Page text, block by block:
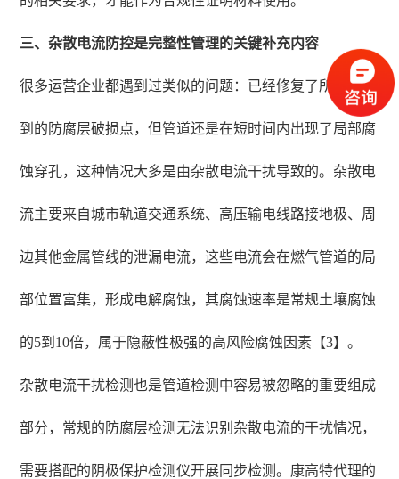
三、杂散电流防控是完整性管理的关键补充内容
很多运营企业都遇到过类似的问题：已经修复了所有检测
到的防腐层破损点，但管道还是在短时间内出现了局部腐
蚀穿孔，这种情况大多是由杂散电流干扰导致的。杂散电
流主要来自城市轨道交通系统、高压输电线路接地极、周
边其他金属管线的泄漏电流，这些电流会在燃气管道的局
部位置富集，形成电解腐蚀，其腐蚀速率是常规土壤腐蚀
的5到10倍，属于隐蔽性极强的高风险腐蚀因素【3】。
杂散电流干扰检测也是管道检测中容易被忽略的重要组成
部分，常规的防腐层检测无法识别杂散电流的干扰情况，
需要搭配的阴极保护检测仪开展同步检测。康高特代理的